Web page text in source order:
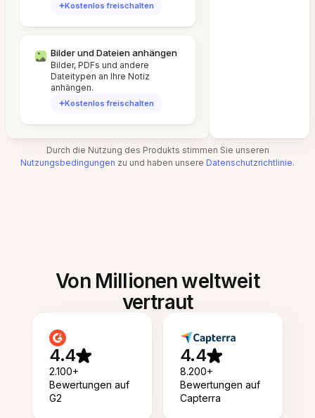
Kostenlos freischalten
Bilder und Dateien anhängen
Bilder, PDFs und andere
Dateitypen an Ihre Notiz
anhängen.
Kostenlos freischalten
Durch die Nutzung des Produkts stimmen Sie unseren
Nutzungsbedingungen zu und haben unsere Datenschutzrichtlinie.
Von Millionen weltweit
vertraut
4.4
2.100+
Bewertungen auf
G2
4.4
8.200+
Bewertungen auf
Capterra